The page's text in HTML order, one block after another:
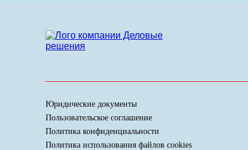
Юридические документы
Пользовательское соглашение
Политика конфиденциальности
Политика использования файлов cookies